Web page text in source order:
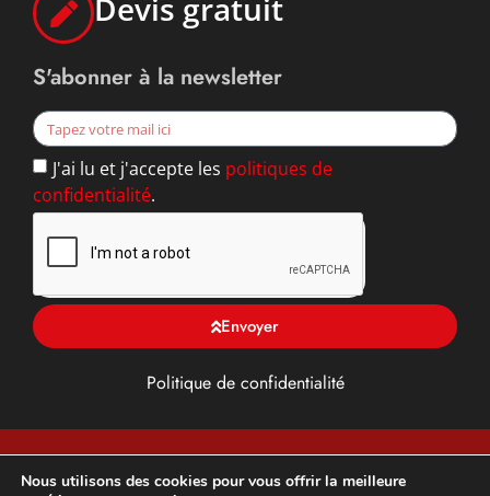
Devis gratuit
S'abonner à la newsletter
J'ai lu et j'accepte les politiques de
confidentialité.
Envoyer
Politique de confidentialité
TFG ALU, Toiture, façade et Gouttière en Yvelines (78),
Nous utilisons des cookies pour vous offrir la meilleure